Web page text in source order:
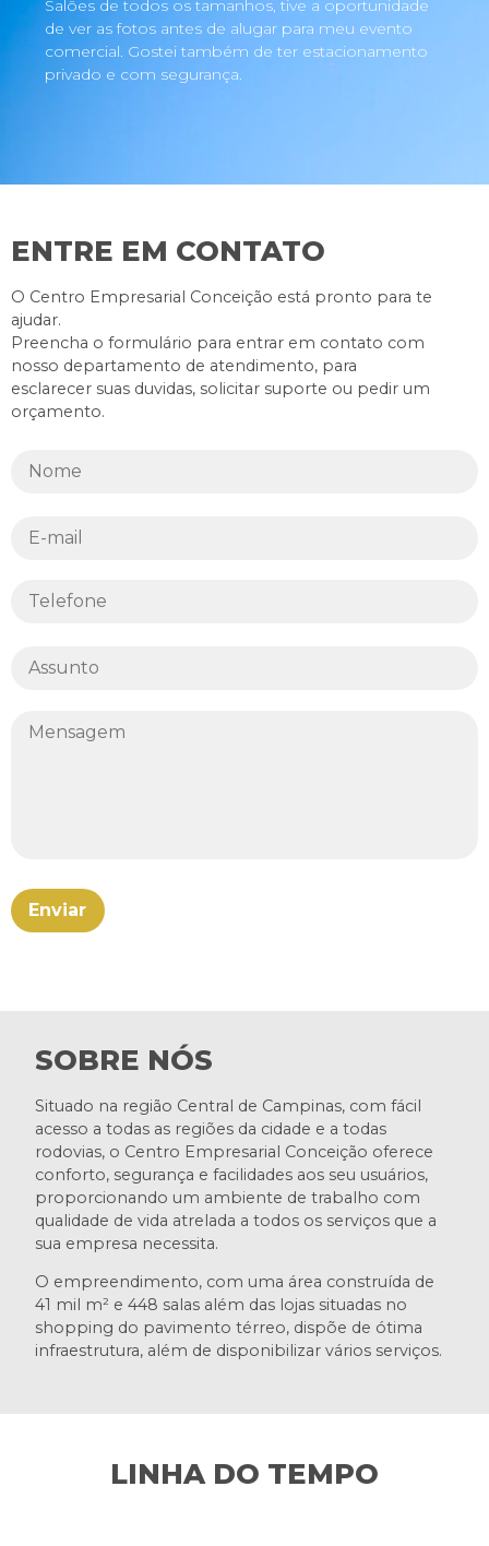
Salões de todos os tamanhos, tive a oportunidade
de ver as fotos antes de alugar para meu evento
comercial. Gostei também de ter estacionamento
privado e com segurança.
ENTRE EM CONTATO
O Centro Empresarial Conceição está pronto para te
ajudar.
Preencha o formulário para entrar em contato com
nosso departamento de atendimento, para
esclarecer suas duvidas, solicitar suporte ou pedir um
orçamento.
SOBRE NÓS
Situado na região Central de Campinas, com fácil
acesso a todas as regiões da cidade e a todas
rodovias, o Centro Empresarial Conceição oferece
conforto, segurança e facilidades aos seu usuários,
proporcionando um ambiente de trabalho com
qualidade de vida atrelada a todos os serviços que a
sua empresa necessita.
O empreendimento, com uma área construída de
41 mil m² e 448 salas além das lojas situadas no
shopping do pavimento térreo, dispõe de ótima
infraestrutura, além de disponibilizar vários serviços.
LINHA DO TEMPO